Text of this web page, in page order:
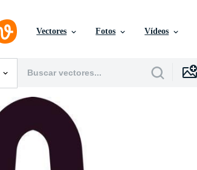
Vectores Fotos Vídeos